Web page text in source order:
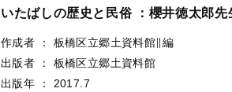
いたばしの歴史と民俗 ：櫻井徳太郎
作成者 ：
板橋区立郷土資料館∥編
出版者
：
板橋区立郷土資料館
出版年
：
2017.7